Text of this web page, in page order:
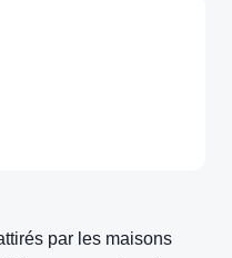
par les maisons